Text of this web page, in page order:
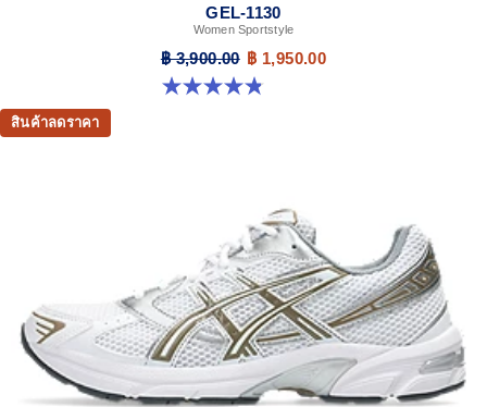
GEL-1130
Women Sportstyle
฿ 3,900.00 ฿ 1,950.00
4.8 จาก 5 ดาว 894 รีวิว
สินค้าลดราคา